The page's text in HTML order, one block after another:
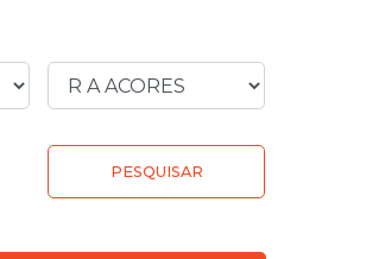
PESQUISAR